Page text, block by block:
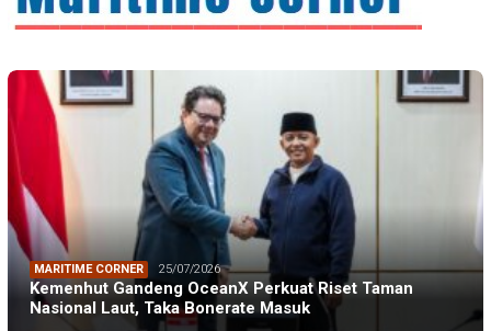
MARITIME CORNER 25/07/2026
Kemenhut Gandeng OceanX Perkuat Riset Taman
Nasional Laut, Taka Bonerate Masuk